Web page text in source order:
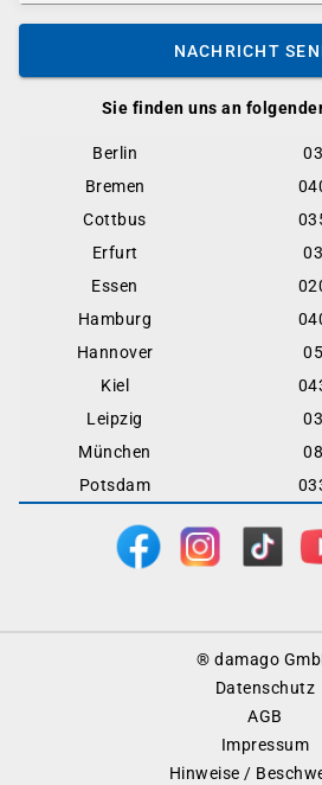
Sie finden uns an
Berlin
Bremen
Cottbus
Erfurt
Essen
Hamburg
Hannover
Kiel
Leipzig
München
Potsdam
NACHRICHT
® damago
Datenschutz
AGB
Impressum
Hinweise /